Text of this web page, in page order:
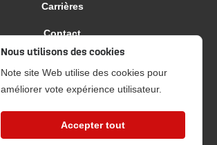
Carrières
Contact
Nous utilisons des cookies
Note site Web utilise des cookies pour
améliorer vote expérience utilisateur.
Accepter tout